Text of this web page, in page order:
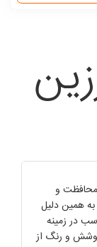
محافظت و
همین دلیل
در زمینه
و رنگ از